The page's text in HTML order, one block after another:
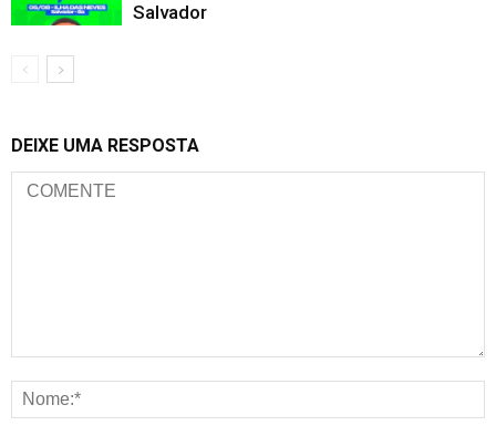
Salvador
DEIXE UMA RESPOSTA